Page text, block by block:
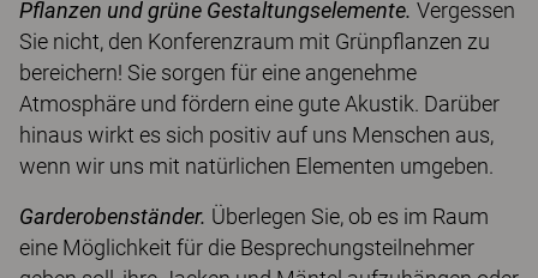
Pflanzen und grüne Gestaltungselemente. Vergessen
Sie nicht, den Konferenzraum mit Grünpflanzen zu
bereichern! Sie sorgen für eine angenehme
Atmosphäre und fördern eine gute Akustik. Darüber
hinaus wirkt es sich positiv auf uns Menschen aus,
wenn wir uns mit natürlichen Elementen umgeben.
Garderobenständer. Überlegen Sie, ob es im Raum
eine Möglichkeit für die Besprechungsteilnehmer